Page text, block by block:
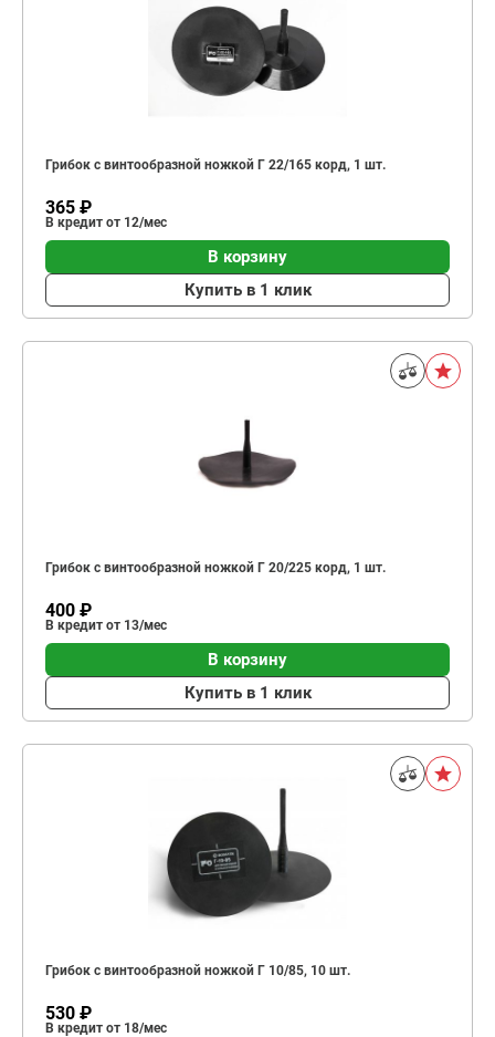
Грибок с винтообразной ножкой Г 22/165 корд, 1 шт.
365 ₽
В кредит от 12/мес
В корзину
Купить в 1 клик
Грибок с винтообразной ножкой Г 20/225 корд, 1 шт.
400 ₽
В кредит от 13/мес
В корзину
Купить в 1 клик
Грибок с винтообразной ножкой Г 10/85, 10 шт.
530 ₽
В кредит от 18/мес